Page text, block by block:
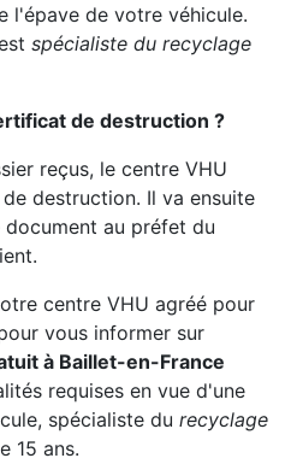
l'épave de votre véhicule.
spécialiste du recyclage
de destruction ?
reçus, le centre VHU
destruction. Il va ensuite
au préfet du
centre VHU agréé pour
vous informer sur
à Baillet-en-France
requises en vue d'une
spécialiste du recyclage
15 ans.